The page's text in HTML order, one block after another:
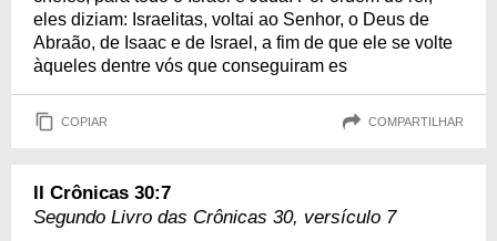
eles diziam: Israelitas, voltai ao Senhor, o Deus de
Abraão, de Isaac e de Israel, a fim de que ele se volte
àqueles dentre vós que conseguiram es
COPIAR COMPARTILHAR
II Crônicas 30:7
Segundo Livro das Crônicas 30, versículo 7